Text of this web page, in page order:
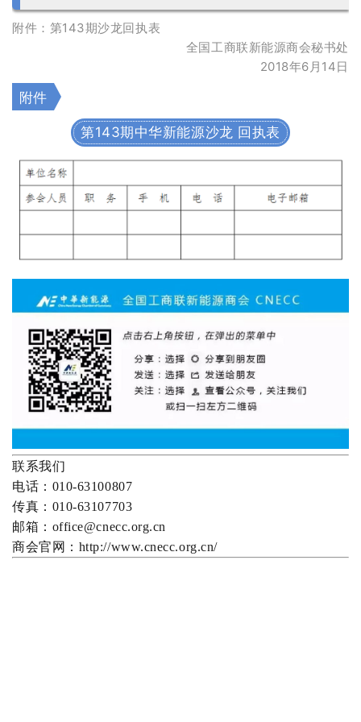
附件：第143期沙龙回执表
全国工商联新能源商会秘书处
2018年6月14日
附件
第143期中华新能源沙龙 回执表
联系我们
电话：010-63100807
传真：010-63107703
邮箱：office@cnecc.org.cn
商会官网：http://www.cnecc.org.cn/